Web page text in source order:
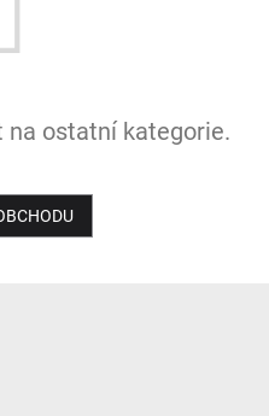
na ostatní kategorie.